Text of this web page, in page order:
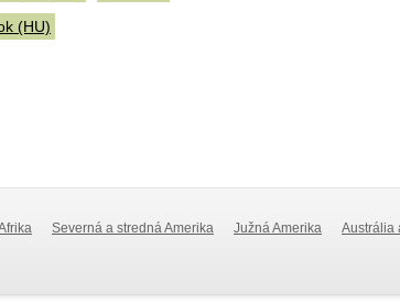
(HU)
Severná a stredná Amerika Južná Amerika
Austrália